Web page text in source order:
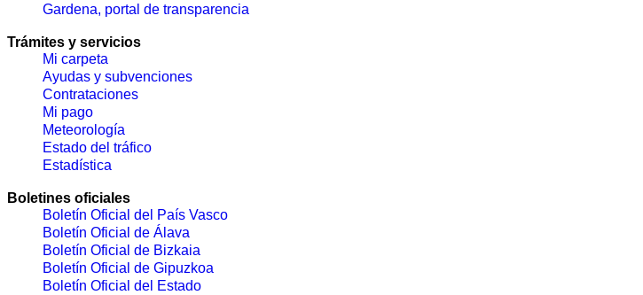
Gardena, portal de transparencia
Trámites y servicios
Mi carpeta
Ayudas y subvenciones
Contrataciones
Mi pago
Meteorología
Estado del tráfico
Estadística
Boletines oficiales
Boletín Oficial del País Vasco
Boletín Oficial de Álava
Boletín Oficial de Bizkaia
Boletín Oficial de Gipuzkoa
Boletín Oficial del Estado